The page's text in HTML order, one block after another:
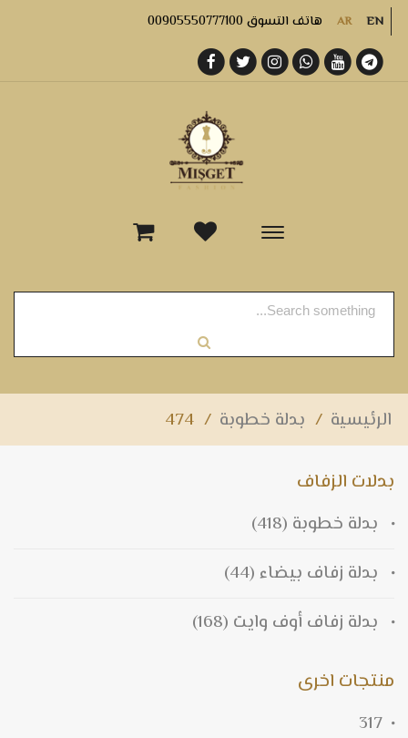
AR EN هاتف التسوق 00905550777100
-
الرئيسية / بدلة خطوبة /
474
بدلات الزفاف
بدلة خطوبة (418)
بدلة زفاف بيضاء (44)
بدلة زفاف أوف وايت (168)
منتجات اخرى
317